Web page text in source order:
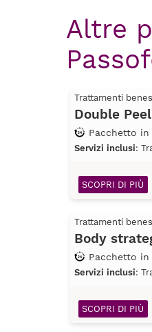
Altre
Trattamenti
Double
Pacchetto in
Servizi inclusi:
SCOPRI DI PIÙ
Trattamenti
Body
Pacchetto in
Servizi inclusi:
SCOPRI DI PIÙ